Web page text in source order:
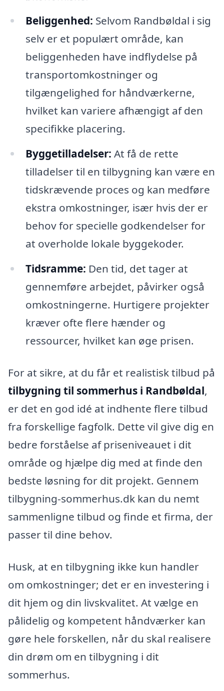
Beliggenhed: Selvom Randbøldal i sig
selv er et populært område, kan
beliggenheden have indflydelse på
transportomkostninger og
tilgængelighed for håndværkerne,
hvilket kan variere afhængigt af den
specifikke placering.
Byggetilladelser: At få de rette
tilladelser til en tilbygning kan være en
tidskrævende proces og kan medføre
ekstra omkostninger, især hvis der er
behov for specielle godkendelser for
at overholde lokale byggekoder.
Tidsramme: Den tid, det tager at
gennemføre arbejdet, påvirker også
omkostningerne. Hurtigere projekter
kræver ofte flere hænder og
ressourcer, hvilket kan øge prisen.
For at sikre, at du får et realistisk tilbud på
tilbygning til sommerhus i Randbøldal,
er det en god idé at indhente flere tilbud
fra forskellige fagfolk. Dette vil give dig en
bedre forståelse af priseniveauet i dit
område og hjælpe dig med at finde den
bedste løsning for dit projekt. Gennem
tilbygning-sommerhus.dk kan du nemt
sammenligne tilbud og finde et firma, der
passer til dine behov.
Husk, at en tilbygning ikke kun handler
om omkostninger; det er en investering i
dit hjem og din livskvalitet. At vælge en
pålidelig og kompetent håndværker kan
gøre hele forskellen, når du skal realisere
din drøm om en tilbygning i dit
sommerhus.